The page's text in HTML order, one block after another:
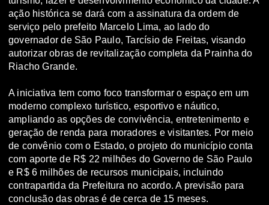
ação histórica se dará com a assinatura da ordem de
serviço pelo prefeito Marcelo Lima, ao lado do
governador de São Paulo, Tarcísio de Freitas, visando
autorizar obras de revitalização completa da Prainha do
Riacho Grande.
A iniciativa tem como foco transformar o espaço em um
moderno complexo turístico, esportivo e náutico,
ampliando as opções de convivência, entretenimento e
geração de renda para moradores e visitantes. Por meio
de convênio com o Estado, o projeto do município conta
com aporte de R$ 22 milhões do Governo de São Paulo
e R$ 6 milhões de recursos municipais, incluindo
contrapartida da Prefeitura no acordo. A previsão para
conclusão das obras é de cerca de 15 meses.